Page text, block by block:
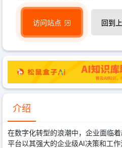
访问站点 回到
介绍
在数字化转型的浪潮中，企业面临
平台以其强大的企业级AI决策和工